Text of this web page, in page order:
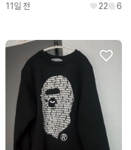
11일 전 22 6